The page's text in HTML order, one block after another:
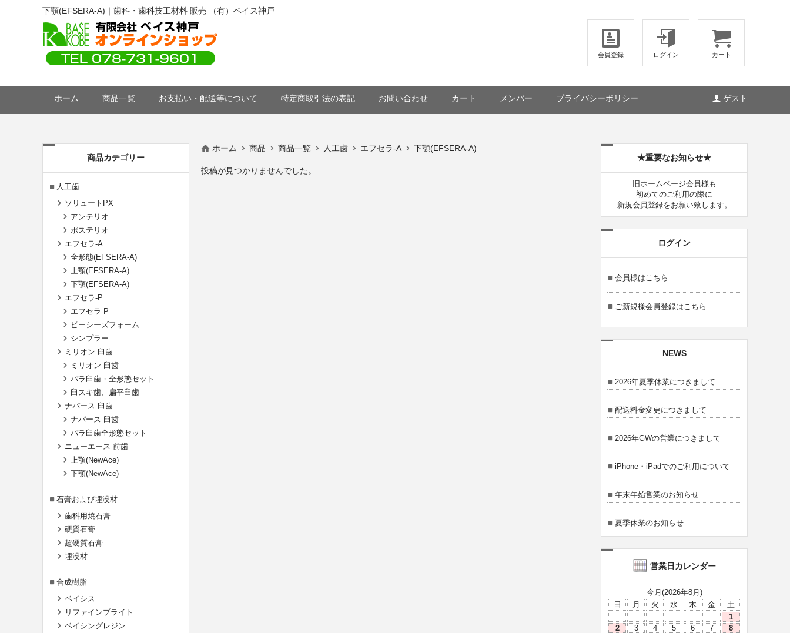
下顎(EFSERA-A)｜歯科・歯科技工材料 販売 （有）ベイス神戸
会員登録 ログイン カート
ゲスト
ホーム 商品一覧 お支払い・配送等について 特定商取引法の表記 お問い合わせ カート メンバー プライバシーポリシー
ホーム 商品 商品一覧 人工歯 エフセラ-A 下顎(EFSERA-A)
投稿が見つかりませんでした。
商品カテゴリー
人工歯
ソリュートPX
アンテリオ
ポステリオ
エフセラ-A
全形態(EFSERA-A)
上顎(EFSERA-A)
下顎(EFSERA-A)
エフセラ-P
エフセラ-P
ピーシーズフォーム
シンプラー
ミリオン 臼歯
ミリオン 臼歯
バラ臼歯・全形態セット
臼スキ歯、扁平臼歯
ナパース 臼歯
ナパース 臼歯
バラ臼歯全形態セット
ニューエース 前歯
上顎(NewAce)
下顎(NewAce)
石膏および埋没材
歯科用焼石膏
硬質石膏
超硬質石膏
埋没材
合成樹脂
ベイシス
リファインブライト
ベイシングレジン
★重要なお知らせ★
旧ホームページ会員様も
初めてのご利用の際に
新規会員登録をお願い致します。
ログイン
会員様はこちら
ご新規様会員登録はこちら
NEWS
2026年夏季休業につきまして
配送料金変更につきまして
2026年GWの営業につきまして
iPhone・iPadでのご利用について
年末年始営業のお知らせ
夏季休業のお知らせ
営業日カレンダー
今月(2026年8月)
日
月 火 水 木 金
土
1
2
3 4 5 6 7
8